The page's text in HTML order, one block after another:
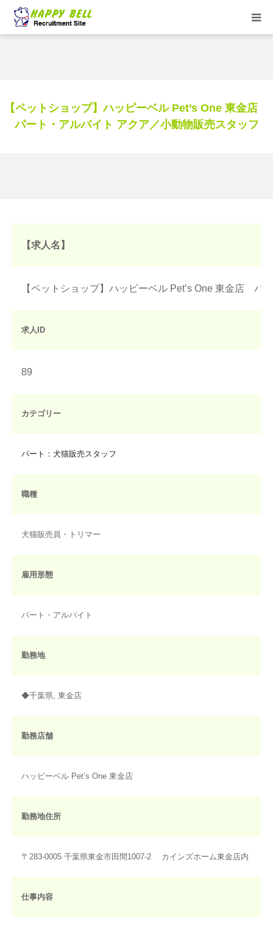
【ペットショップ】ハッピーベル Pet’s One 東金店
パート・アルバイト アクア／小動物販売スタッフ
【求人名】
【ペットショップ】ハッピーベル Pet’s One 東金店 パ
求人ID
89
カテゴリー
パート：犬猫販売スタッフ
職種
犬猫販売員・トリマー
雇用形態
パート・アルバイト
勤務地
◆千葉県, 東金店
勤務店舗
ハッピーベル Pet’s One 東金店
勤務地住所
〒283-0005 千葉県東金市田間1007-2 カインズホーム東金店内
仕事内容
求人一覧